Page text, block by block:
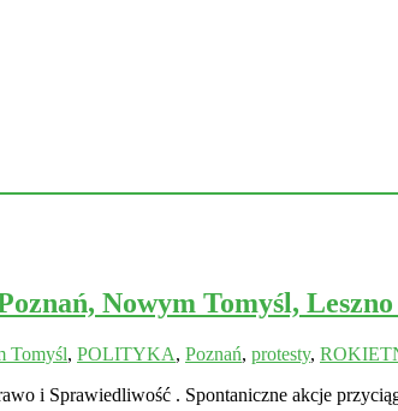
Nowym Tomyśl,
Tomyśl, POLITYKA, Poznań, protesty,
i Sprawiedliwość . Spontaniczne akcje